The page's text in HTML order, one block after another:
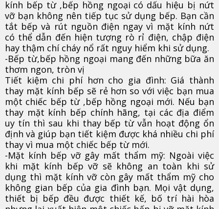
kính bếp từ ,bếp hồng ngoại có dấu hiệu bị nứt
vỡ bạn không nên tiếp tục sử dụng bếp. Bạn cần
tắt bếp và rút nguồn điện ngay vì mặt kính nứt
có thể dẫn đến hiện tượng rò rỉ điện, chập điện
hay thậm chí cháy nổ rất nguy hiểm khi sử dụng.
-Bếp từ,bếp hồng ngoại mang đến những bữa ăn
thơm ngon, tròn vị
Tiết kiệm chi phí hơn cho gia đình: Giá thành
thay mặt kính bếp sẽ rẻ hơn so với việc bạn mua
một chiếc bếp từ ,bếp hồng ngoại mới. Nếu bạn
thay mặt kính bếp chính hãng, tại các địa điểm
uy tín thì sau khi thay bếp từ vẫn hoạt động ổn
định và giúp bạn tiết kiệm được khá nhiều chi phí
thay vì mua một chiếc bếp từ mới.
-Mặt kính bếp vỡ gây mất thẩm mỹ: Ngoài việc
khi mặt kính bếp vỡ sẽ không an toàn khi sử
dụng thì mặt kính vỡ còn gây mất thẩm mỹ cho
không gian bếp của gia đình bạn. Mọi vật dụng,
thiết bị bếp đều được thiết kế, bố trí hài hòa